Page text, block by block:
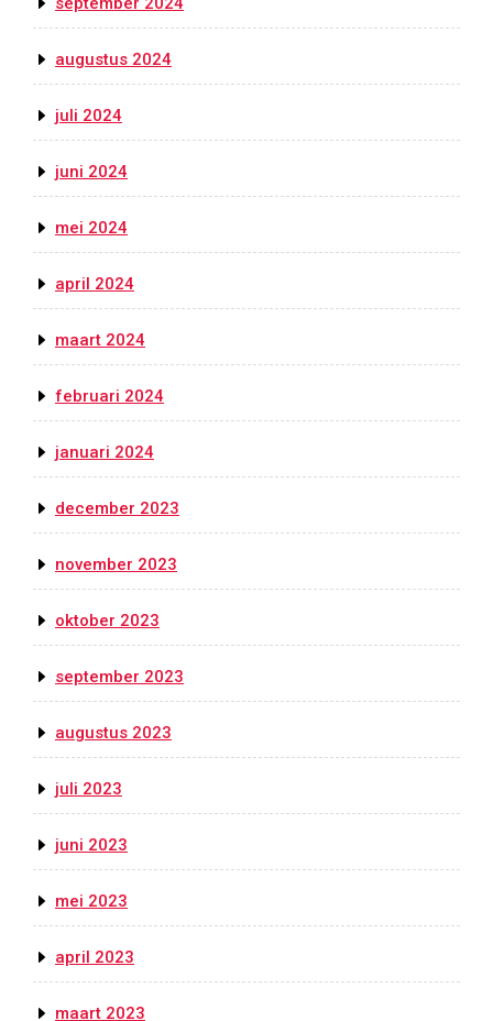
augustus 2024
juli 2024
juni 2024
mei 2024
april 2024
maart 2024
februari 2024
januari 2024
december 2023
november 2023
oktober 2023
september 2023
augustus 2023
juli 2023
juni 2023
mei 2023
april 2023
maart 2023